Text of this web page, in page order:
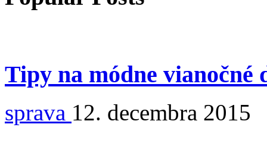
Tipy na módne vianočné
sprava 12. decembra 2015